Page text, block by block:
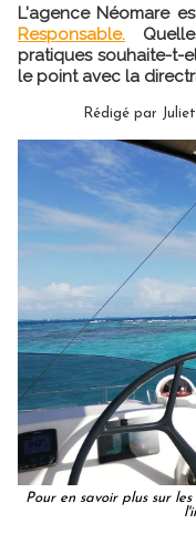
L'agence Néomare
Responsable.
pratiques souhaite-t-
le point avec la
Rédigé par
Pour en savoir plus sur